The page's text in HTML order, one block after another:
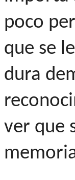
poco
que se
dura
ver que